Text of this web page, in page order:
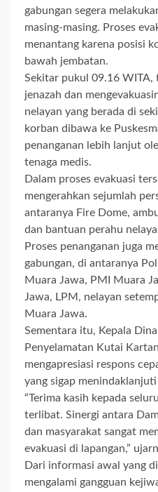
gabungan segera
masing-masing. Proses
menantang karena posisi
bawah jembatan.
Sekitar pukul 09.16 WITA,
jenazah dan
nelayan yang berada di
korban dibawa ke
penanganan lebih lanjut
tenaga medis.
Dalam proses evakuasi
mengerahkan sejumlah
antaranya Fire Dome,
dan bantuan perahu
Proses penanganan juga
gabungan, di antaranya
Muara Jawa, PMI Muara
Jawa, LPM, nelayan
Muara Jawa.
Sementara itu, Kepala
Penyelamatan Kutai
mengapresiasi respons
yang sigap
“Terima kasih kepada
terlibat. Sinergi antara
dan masyarakat sangat
evakuasi di lapangan,”
Dari informasi awal yang
mengalami gangguan